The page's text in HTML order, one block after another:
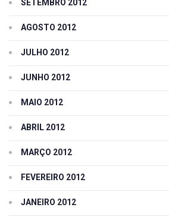
SETEMBRO 2012
AGOSTO 2012
JULHO 2012
JUNHO 2012
MAIO 2012
ABRIL 2012
MARÇO 2012
FEVEREIRO 2012
JANEIRO 2012